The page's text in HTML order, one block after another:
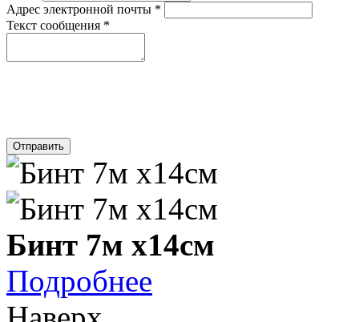
Адрес электронной почты *
Текст сообщения *
Отправить
Бинт 7м х14см
Подробнее